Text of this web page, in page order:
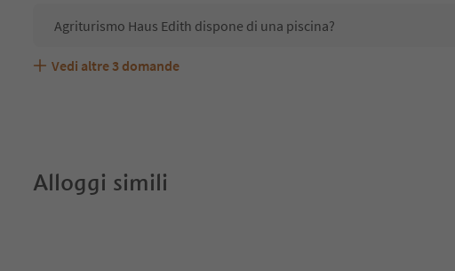
Agriturismo Haus Edith dispone di una piscina?
Agriturismo Haus Edith accetta animali domestici?
Quali servizi/attività sono disponibili presso Agriturismo Haus Edith?
Gli ospiti di Agriturismo Haus Edith ricevono l'Alto Adige Guest Pass?
Vedi altre 3 domande
Alloggi simili